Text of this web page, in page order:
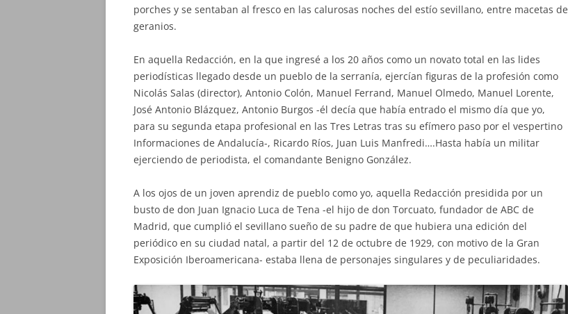
porches y se sentaban al fresco en las calurosas noches del estío sevillano, entre macetas de
geranios.
En aquella Redacción, en la que ingresé a los 20 años como un novato total en las lides
periodísticas llegado desde un pueblo de la serranía, ejercían figuras de la profesión como
Nicolás Salas (director), Antonio Colón, Manuel Ferrand, Manuel Olmedo, Manuel Lorente,
José Antonio Blázquez, Antonio Burgos -él decía que había entrado el mismo día que yo,
para su segunda etapa profesional en las Tres Letras tras su efímero paso por el vespertino
Informaciones de Andalucía-, Ricardo Ríos, Juan Luis Manfredi….Hasta había un militar
ejerciendo de periodista, el comandante Benigno González.
A los ojos de un joven aprendiz de pueblo como yo, aquella Redacción presidida por un
busto de don Juan Ignacio Luca de Tena -el hijo de don Torcuato, fundador de ABC de
Madrid, que cumplió el sevillano sueño de su padre de que hubiera una edición del
periódico en su ciudad natal, a partir del 12 de octubre de 1929, con motivo de la Gran
Exposición Iberoamericana- estaba llena de personajes singulares y de peculiaridades.